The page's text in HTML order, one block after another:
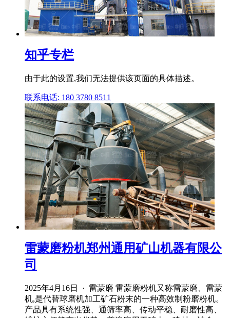
知乎专栏
由于此的设置,我们无法提供该页面的具体描述。
联系电话: 180 3780 8511
雷蒙磨粉机郑州通用矿山机器有限公
司
2025年4月16日 · 雷蒙磨 雷蒙磨粉机又称雷蒙磨、雷蒙
机,是代替球磨机加工矿石粉末的一种高效制粉磨粉机。
产品具有系统性强、通筛率高、传动平稳、耐磨性高、